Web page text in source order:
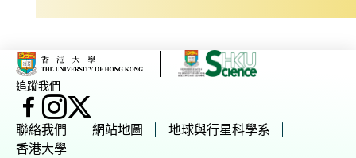
追蹤我們
臉書Instagram
X
聯絡我們 網站地圖
地球與行星科學系
香港大學